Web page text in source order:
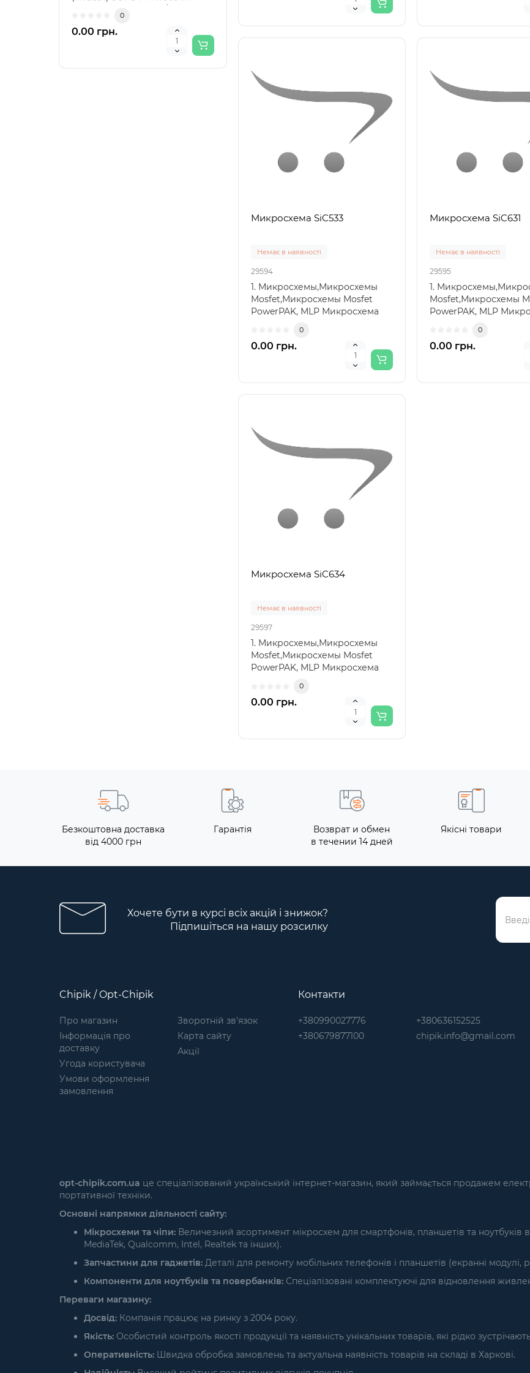
0
0.00 грн.
16HT8692 (маркування HT869..
Микросхема SiC533
Немає в наявності
29594
1. Микросхемы,Микросхемы
Mosfet,Микросхемы Mosfet
PowerPAK, MLP Микросхема
0
0.00 грн.
Микросхема SiC631
Немає в наявності
29595
1.
Mosfet,Микросхемы
PowerPAK, MLP
0
0.00 грн.
Микросхема SiC634
Немає в наявності
29597
1. Микросхемы,Микросхемы
Mosfet,Микросхемы Mosfet
PowerPAK, MLP Микросхема
0
0.00 грн.
Безкоштовна доставка
від 4000 грн
Гарантія
Возврат и обмен
в течении 14 дней
Якісні товари
Хочете бути в курсі всіх акцій і знижок?
Підпишіться на нашу розсилку
Chipik / Opt-Chipik
Про магазин
Інформація про
доставку
Угода користувача
Умови оформлення
замовлення
Зворотній зв’язок
Карта сайту
Акції
Контакти
+380990027776
+380679877100
+380636152525
chipik.info@gmail.com
opt-chipik.com.ua це спеціалізований український інтернет-магазин, який займається продажем
портативної техніки.
Основні напрямки діяльності сайту:
Мікросхеми та чіпи: Величезний асортимент мікросхем для смартфонів, планшетів та ноутбуків
MediaTek, Qualcomm, Intel, Realtek та інших).
Запчастини для гаджетів: Деталі для ремонту мобільних телефонів і планшетів (екранні
Компоненти для ноутбуків та повербанків: Спеціалізовані комплектуючі для відновлення
Переваги магазину:
Досвід: Компанія працює на ринку з 2004 року.
Якість: Особистий контроль якості продукції та наявність унікальних товарів, які рідко
Оперативність: Швидка обробка замовлень та актуальна наявність товарів на складі в Харкові.